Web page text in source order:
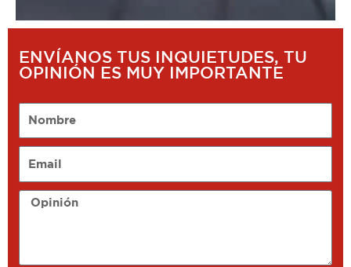
ENVÍANOS TUS INQUIETUDES, TU
OPINIÓN ES MUY IMPORTANTE
Opinión